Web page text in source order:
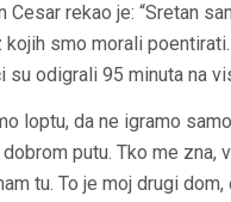
rekao je: “Sretan
smo morali
su odigrali 95 minuta na
loptu, da ne igramo
putu. Tko me
tu. To je moj drugi